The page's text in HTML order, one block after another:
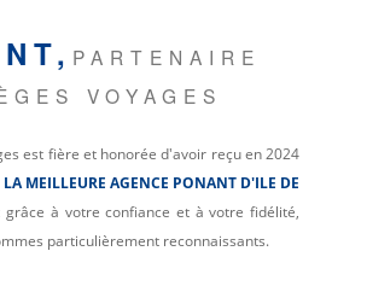
PARTENAIRE
VOYAGES
est fière et honorée d'avoir reçu en 2024
LA MEILLEURE AGENCE PONANT D'ILE DE
à votre confiance et à votre fidélité,
particulièrement reconnaissants.